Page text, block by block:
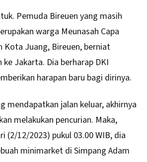
Pemuda Bireuen yang masih
warga Meunasah Capa
Kota Juang, Bireuen, berniat
ke Jakarta. Dia berharap DKI
harapan baru bagi dirinya.
mendapatkan jalan keluar, akhirnya
melakukan pencurian. Maka,
(2/12/2023) pukul 03.00 WIB, dia
minimarket di Simpang Adam